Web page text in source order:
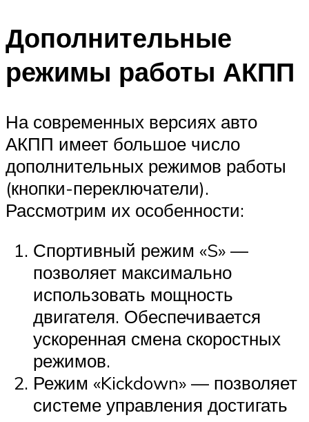
Дополнительные
режимы работы АКПП
На современных версиях авто
АКПП имеет большое число
дополнительных режимов работы
(кнопки-переключатели).
Рассмотрим их особенности:
Спортивный режим «S» —
позволяет максимально
использовать мощность
двигателя. Обеспечивается
ускоренная смена скоростных
режимов.
Режим «Kickdown» — позволяет
системе управления достигать